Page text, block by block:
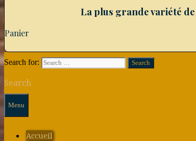
La plus grande variété
Panier
Search for:
Search
Menu
Accueil